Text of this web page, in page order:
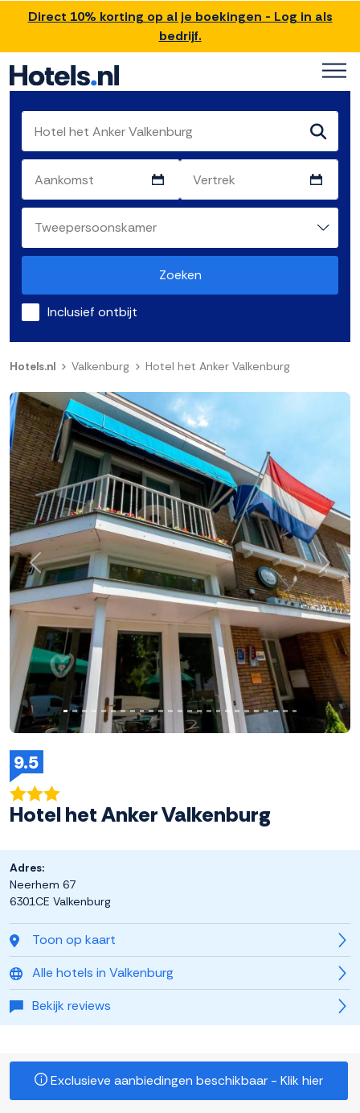
Direct 10% korting op al je boekingen - Log in als
bedrijf.
Zoeken
Inclusief ontbijt
Hotels.nl Valkenburg Hotel het Anker Valkenburg
9.5
Hotel het Anker Valkenburg
Toon op kaart
Alle hotels in Valkenburg
Bekijk reviews
Adres:
Neerhem 67
6301CE Valkenburg
Exclusieve aanbiedingen beschikbaar - Klik hier